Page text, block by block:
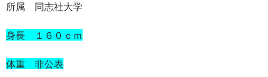
所属 同志社大学
身長 １６０ｃｍ
体重 非公表